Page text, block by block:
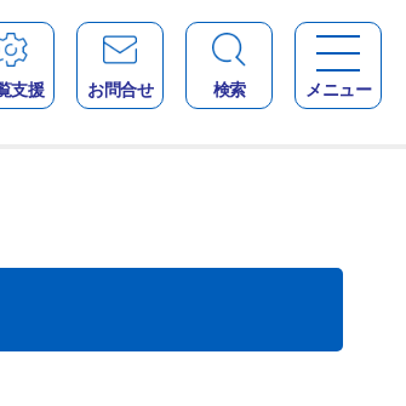
支援 お問合せ 検索 メニュー